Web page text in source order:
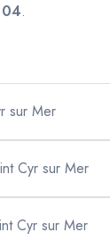
.
sur Mer
Cyr sur Mer
Cyr sur Mer